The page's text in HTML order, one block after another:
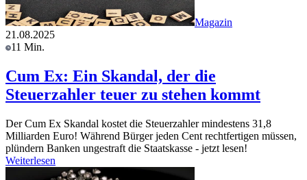
Magazin
21.08.2025
11 Min.
Cum Ex: Ein Skandal, der die
Steuerzahler teuer zu stehen kommt
Der Cum Ex Skandal kostet die Steuerzahler mindestens 31,8
Milliarden Euro! Während Bürger jeden Cent rechtfertigen müssen,
plündern Banken ungestraft die Staatskasse - jetzt lesen!
Weiterlesen